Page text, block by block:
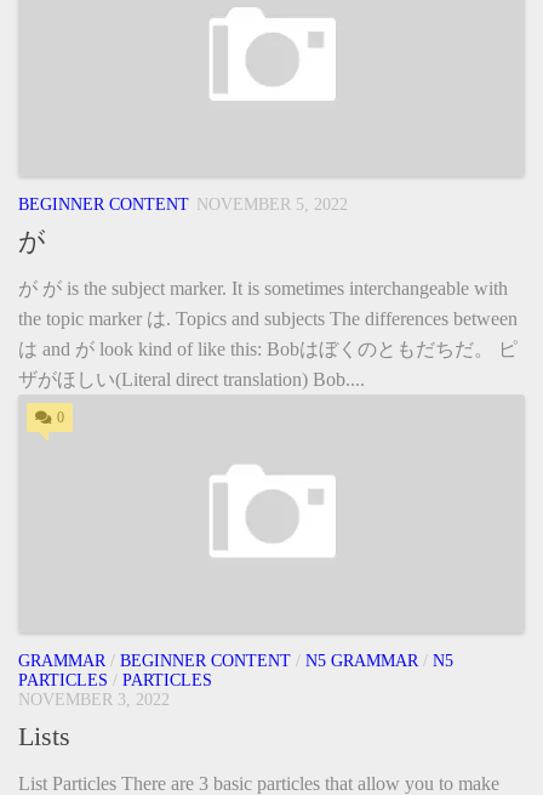
BEGINNER CONTENT NOVEMBER 5, 2022
が
が が is the subject marker. It is sometimes interchangeable with
the topic marker は. Topics and subjects The differences between
は and が look kind of like this: Bobはぼくのともだちだ。 ピ
ザがほしい(Literal direct translation) Bob....
0
GRAMMAR/ BEGINNER CONTENT / N5 GRAMMAR/ N5
PARTICLES / PARTICLES
NOVEMBER 3, 2022
Lists
List Particles There are 3 basic particles that allow you to make